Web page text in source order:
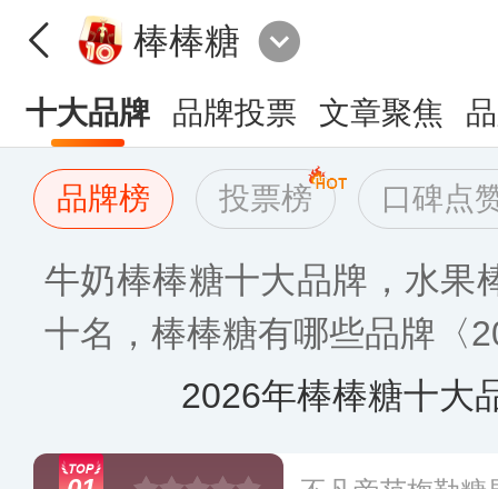
棒棒糖
十大品牌 品牌投票 文章聚焦
品牌榜 投票榜 口碑点
牛奶棒棒糖十大品牌，水果
十名，棒棒糖有哪些品牌〈
2026年棒棒糖十大